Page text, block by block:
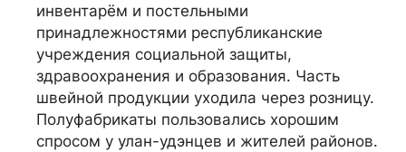
инвентарём и постельными
принадлежностями республиканские
учреждения социальной защиты,
здравоохранения и образования. Часть
швейной продукции уходила через розницу.
Полуфабрикаты пользовались хорошим
спросом у улан-удэнцев и жителей районов.